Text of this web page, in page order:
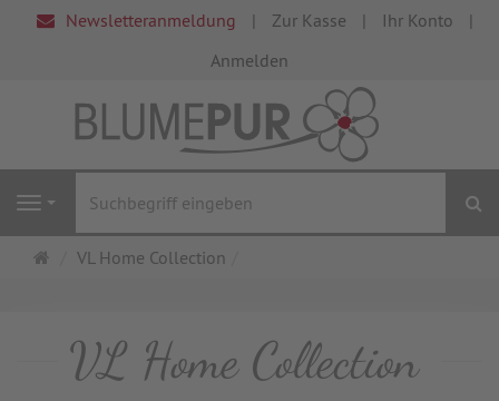
Newsletteranmeldung Zur Kasse
Ihr Konto
Anmelden
Navigation
Startseite
VL Home Collection
VL Home Collection